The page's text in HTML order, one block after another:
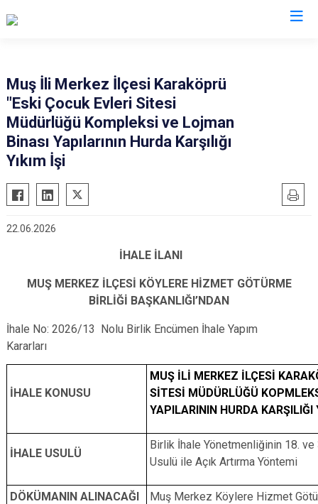
Muş İli Merkez İlçesi Karaköprü
"Eski Çocuk Evleri Sitesi
Müdürlüğü Kompleksi ve Lojman
Binası Yapılarının Hurda Karşılığı
Yıkım İşi
22.06.2026
İHALE İLANI
MUŞ MERKEZ İLÇESİ KÖYLERE HİZMET GÖTÜRME
BİRLİĞİ BAŞKANLIĞI’NDAN
İhale No: 2026/13 Nolu Birlik Encümen İhale Yapım
Kararları
İHALE KONUSU
MUŞ İLİ MERKEZ İLÇESİ
SİTESİ MÜDÜRLÜĞÜ
YAPILARININ HURDA KARŞILIĞI
İHALE USULÜ
Birlik İhale Yönetmenliğinin 18.
Usulü ile Açık Artırma Yöntemi
DÖKÜMANIN ALINACAĞI
Muş Merkez Köylere Hizmet